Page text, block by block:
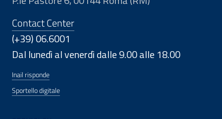
Contact Center
(+39) 06.6001
Dal lunedì al venerdì dalle 9.00 alle 18.00
Inail risponde
Sportello digitale